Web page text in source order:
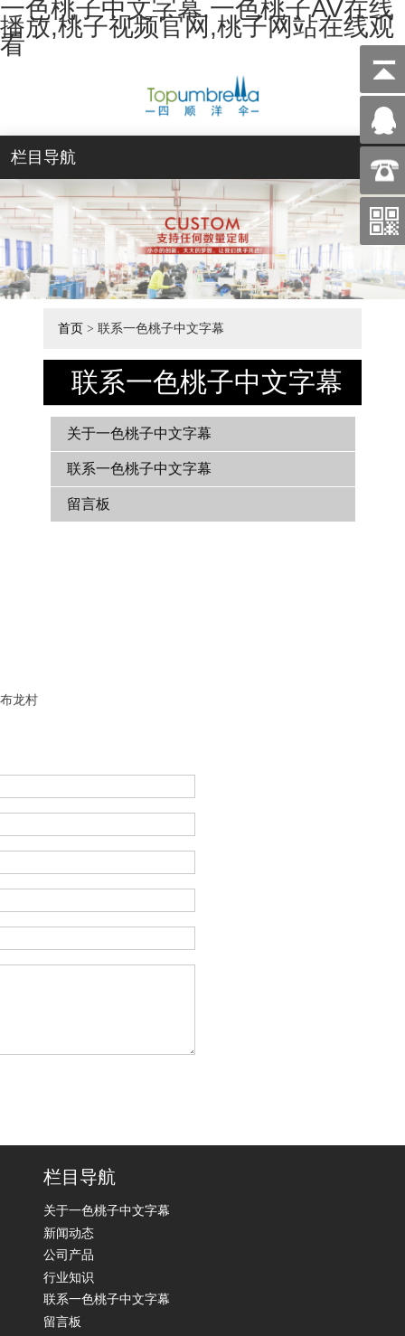
一色桃子中文字幕,一色桃子AV在线
播放,桃子视频官网,桃子网站在线观
看
栏目导航
首页 > 联系一色桃子中文字幕
联系一色桃子中文字幕
关于一色桃子中文字幕
联系一色桃子中文字幕
留言板
村
栏目导航
关于一色桃子中文字幕
新闻动态
公司产品
行业知识
联系一色桃子中文字幕
留言板